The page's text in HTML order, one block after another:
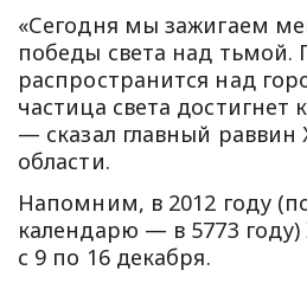
«Сегодня мы зажигаем
победы света над тьмой.
распространится над
частица света достигнет
— сказал главный раввин
области.
Напомним, в 2012 году
календарю — в 5773
с 9 по 16 декабря.